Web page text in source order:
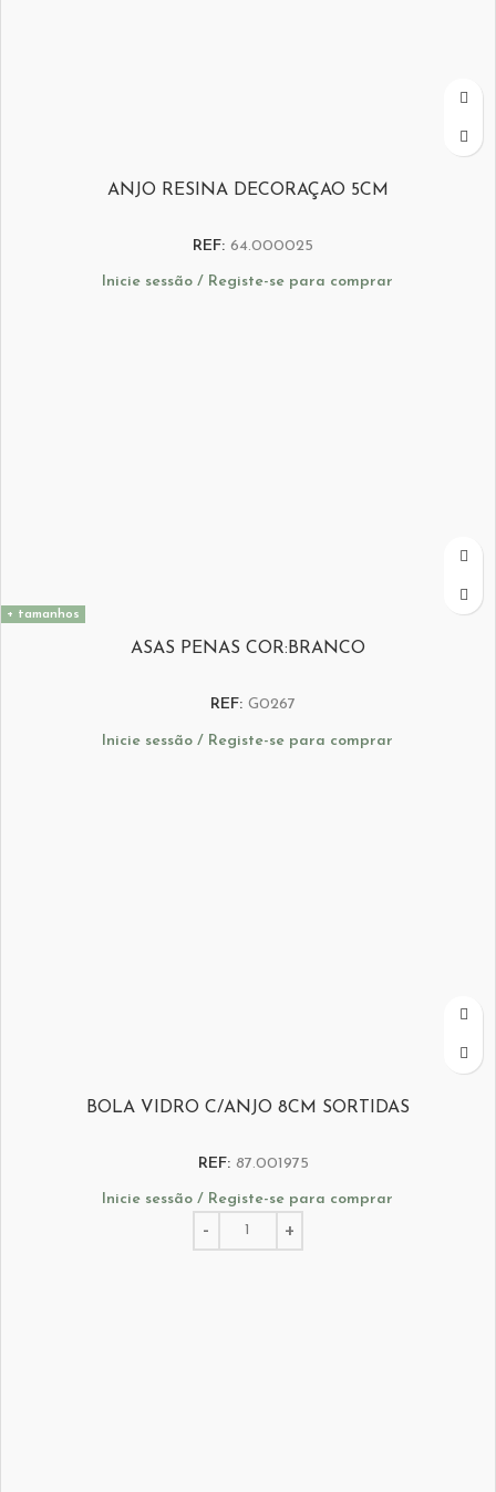
ANJO RESINA DECORAÇAO 5CM
REF: 64.000025
Inicie sessão / Registe-se para comprar
+ tamanhos
ASAS PENAS COR:BRANCO
REF: G0267
Inicie sessão / Registe-se para comprar
BOLA VIDRO C/ANJO 8CM SORTIDAS
REF: 87.001975
Inicie sessão / Registe-se para comprar